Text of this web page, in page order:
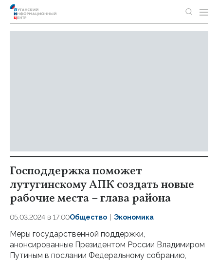
Господдержка поможет
лутугинскому АПК создать новые
рабочие места – глава района
05.03.2024 в 17:00Общество Экономика
Меры государственной поддержки,
анонсированные Президентом России Владимиром
Путиным в послании Федеральному собранию,